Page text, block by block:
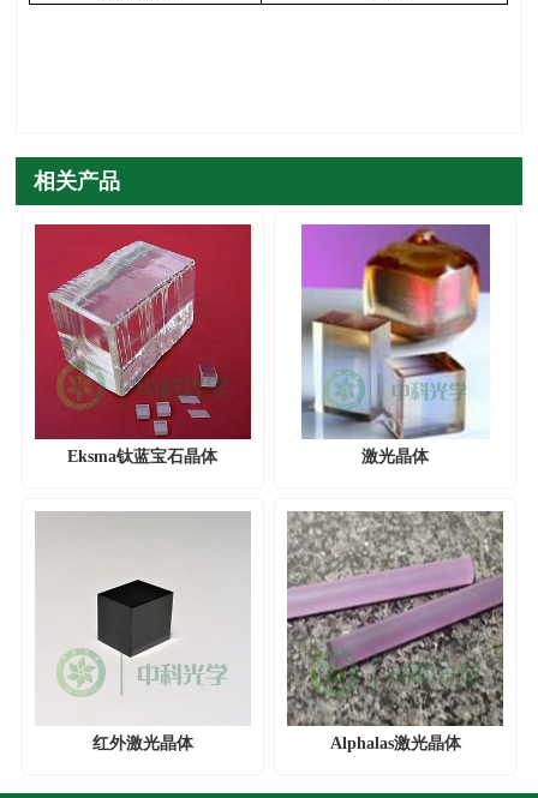
相关产品
Eksma钛蓝宝石晶体 激光晶体
红外激光晶体 Alphalas激光晶体